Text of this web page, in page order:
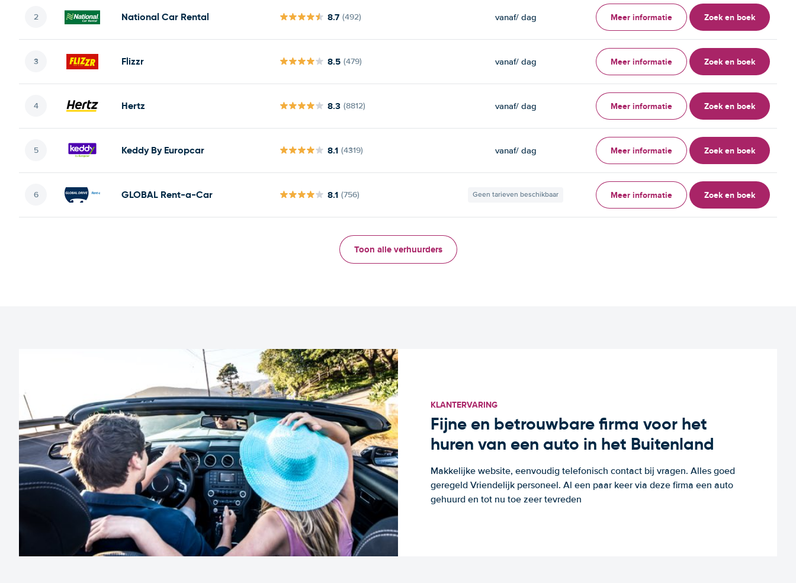
National Car Rental 8.7 (492) vanaf/ dag Meer informatie Zoek en boek
Flizzr 8.5 (479) vanaf/ dag Meer informatie Zoek en boek
Hertz 8.3 (8812) vanaf/ dag Meer informatie Zoek en boek
Keddy By Europcar 8.1 (4319) vanaf/ dag Meer informatie Zoek en boek
GLOBAL Rent-a-Car 8.1 (756) Geen tarieven beschikbaar Meer informatie Zoek en boek
Toon alle verhuurders
KLANTERVARING
Fijne en betrouwbare firma voor het
huren van een auto in het Buitenland
Makkelijke website, eenvoudig telefonisch contact bij vragen. Alles goed
geregeld Vriendelijk personeel. Al een paar keer via deze firma een auto
gehuurd en tot nu toe zeer tevreden